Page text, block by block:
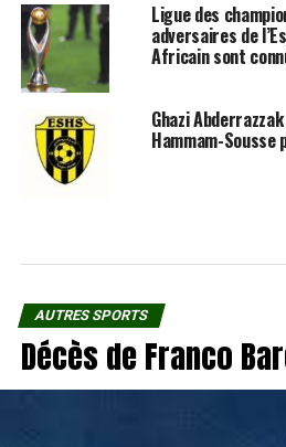
Ligue des
adversaires de
Africain sont
Ghazi
Hammam-Sousse
AUTRES SPORTS
Décès de Franco